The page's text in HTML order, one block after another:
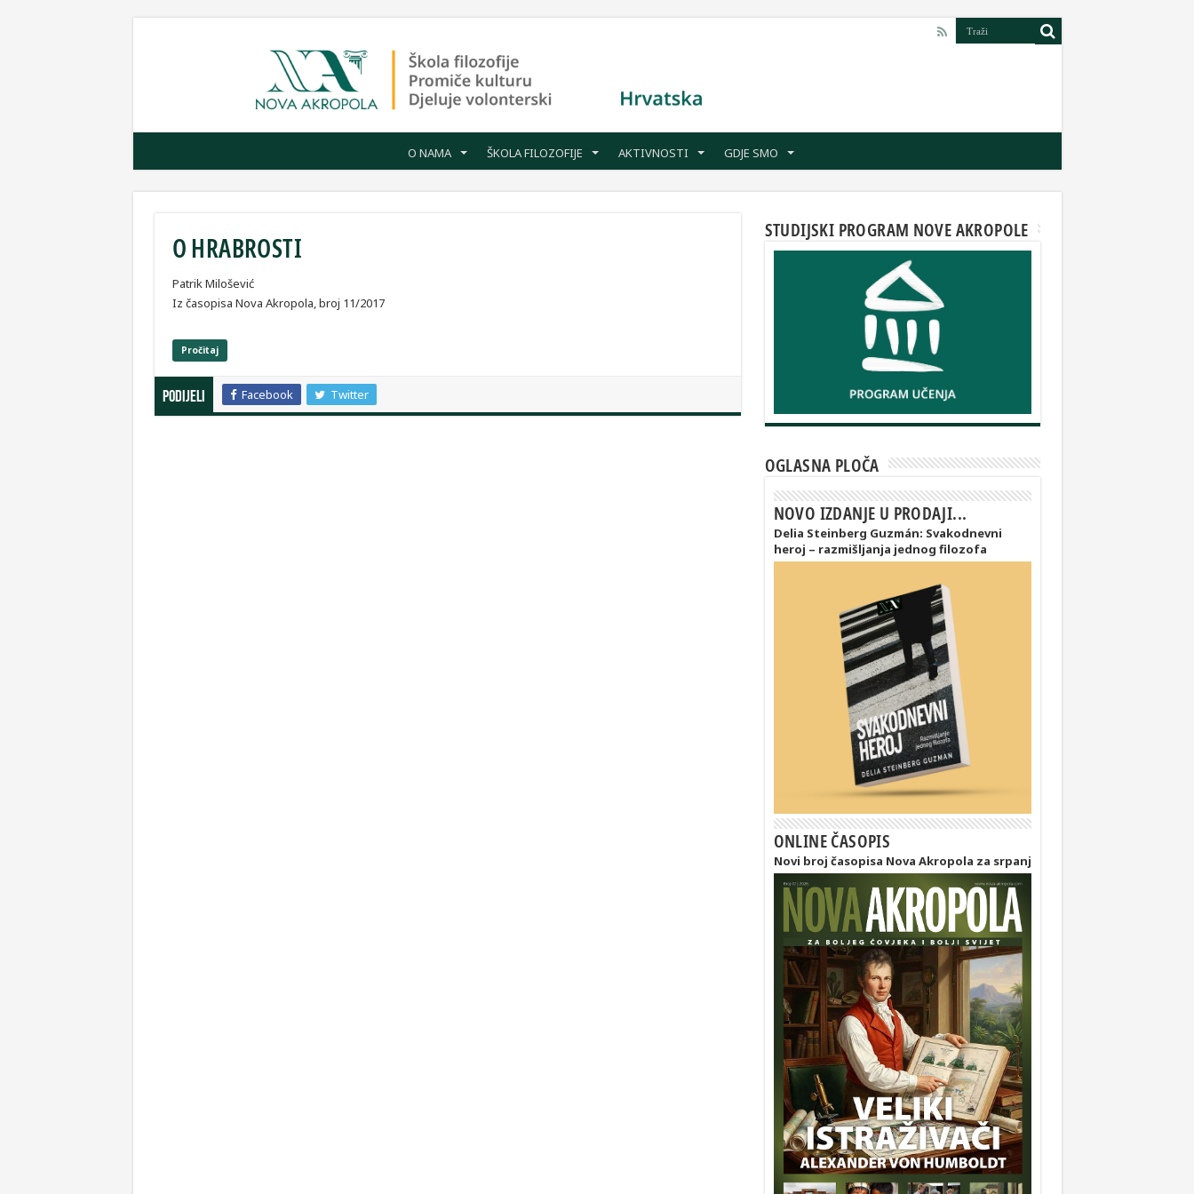
O NAMA ŠKOLA FILOZOFIJE AKTIVNOSTI GDJE SMO
O HRABROSTI
Patrik Milošević
Iz časopisa Nova Akropola, broj 11/2017
Pročitaj
Podijeli Facebook Twitter
STUDIJSKI PROGRAM NOVE AKROPOLE
OGLASNA PLOČA
NOVO IZDANJE U PRODAJI...
Delia Steinberg Guzmán: Svakodnevni
heroj – razmišljanja jednog filozofa
ONLINE ČASOPIS
Novi broj časopisa Nova Akropola za srpanj